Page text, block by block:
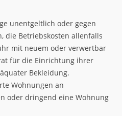
unentgeltlich oder gegen
die Betriebskosten allenfalls
mit neuem oder verwertbar
für die Einrichtung ihrer
Bekleidung.
Wohnungen an
oder dringend eine Wohnung